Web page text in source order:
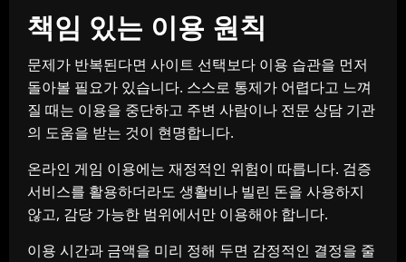
책임 있는 이용 원칙
문제가 반복된다면 사이트 선택보다 이용 습관을 먼저
돌아볼 필요가 있습니다. 스스로 통제가 어렵다고 느껴
질 때는 이용을 중단하고 주변 사람이나 전문 상담 기관
의 도움을 받는 것이 현명합니다.
온라인 게임 이용에는 재정적인 위험이 따릅니다. 검증
서비스를 활용하더라도 생활비나 빌린 돈을 사용하지
않고, 감당 가능한 범위에서만 이용해야 합니다.
이용 시간과 금액을 미리 정해 두면 감정적인 결정을 줄